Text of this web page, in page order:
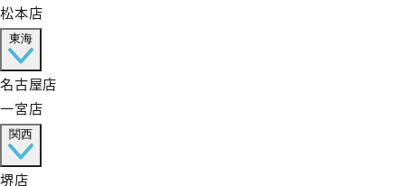
松本店
東海
名古屋店
一宮店
関西
堺店